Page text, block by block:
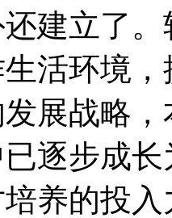
建立了
活环境
展战略
逐步成
养的投